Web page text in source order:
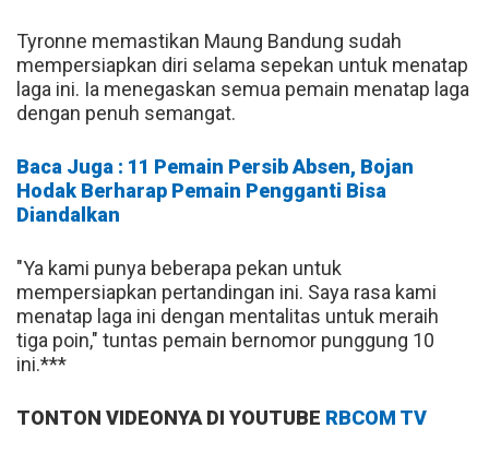
Tyronne memastikan Maung Bandung sudah
mempersiapkan diri selama sepekan untuk menatap
laga ini. Ia menegaskan semua pemain menatap laga
dengan penuh semangat.
Baca Juga : 11 Pemain Persib Absen, Bojan
Hodak Berharap Pemain Pengganti Bisa
Diandalkan
"Ya kami punya beberapa pekan untuk
mempersiapkan pertandingan ini. Saya rasa kami
menatap laga ini dengan mentalitas untuk meraih
tiga poin," tuntas pemain bernomor punggung 10
ini.***
TONTON VIDEONYA DI YOUTUBE RBCOM TV